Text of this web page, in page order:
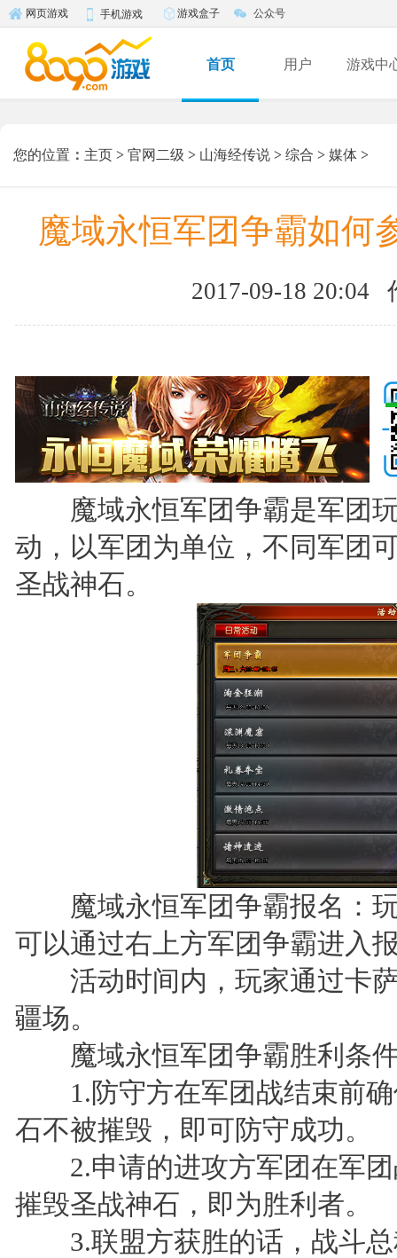
网页游戏 手机游戏 游戏盒子 公众号
首页 用户 游戏中
您的位置 ： 主页 > 官网二级 > 山海经传说 > 综合 > 媒体 >
魔域永恒军团争霸如何
2017-09-18 20:04
魔域永恒军团争霸是军团玩
动，以军团为单位，不同军团
圣战神石。
魔域永恒军团争霸报名：玩
可以通过右上方军团争霸进入
活动时间内，玩家通过卡萨
疆场。
魔域永恒军团争霸胜利条
1.防守方在军团战结束前确
石不被摧毁，即可防守成功。
2.申请的进攻方军团在军团
摧毁圣战神石，即为胜利者。
3.联盟方获胜的话，战斗总